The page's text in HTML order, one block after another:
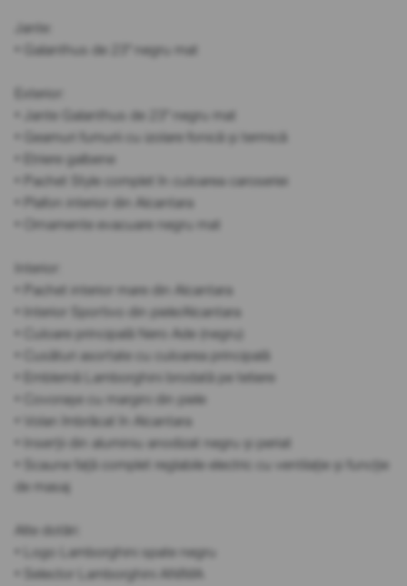
Jante:
• Galanthus de 23" negru mat
Exterior:
• Jante Galanthus de 23" negru mat
• Geamuri fumurii cu izolare fonică și termică
• Etriere galbene
• Pachet Style complet în culoarea caroseriei
• Plafon interior din Alcantara
• Ornamente evacuare negru mat
Interior:
• Pachet interior mare din Alcantara
• Interior Sportivo din piele/Alcantara
• Culoare principală Nero Ade (negru)
• Cusături asortate cu culoarea principală
• Emblemă Lamborghini brodată pe tetiere
• Covorașe cu margini din piele
• Volan îmbrăcat în Alcantara
• Inserții din aluminiu anodizat negru și periat
• Scaune față complet reglabile electric cu ventilație și funcție
de masaj
Alte dotări:
• Logo Lamborghini spate negru
• Selector Lamborghini ANIMA